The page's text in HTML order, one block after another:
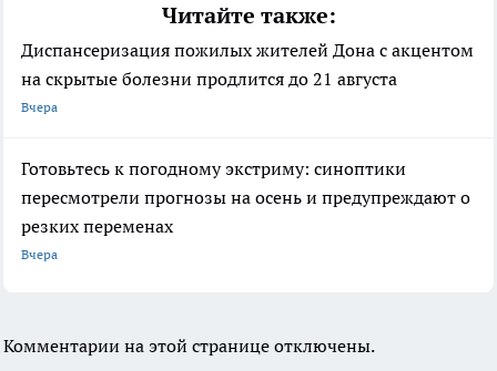
Читайте также:
Диспансеризация пожилых жителей Дона с акцентом
на скрытые болезни продлится до 21 августа
Вчера
Готовьтесь к погодному экстриму: синоптики
пересмотрели прогнозы на осень и предупреждают о
резких переменах
Вчера
Комментарии на этой странице отключены.